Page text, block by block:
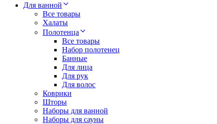
Для ванной
Все товары
Халаты
Полотенца
Все товары
Набор полотенец
Банные
Для лица
Для рук
Для волос
Коврики
Шторы
Наборы для ванной
Наборы для сауны